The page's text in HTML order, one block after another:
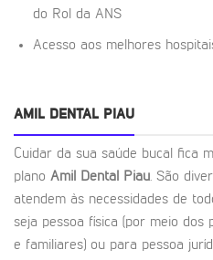
do Rol da ANS
Acesso aos melhores
AMIL DENTAL PIAU
Cuidar da sua saúde bucal fica
plano Amil Dental Piau. São
atendem às necessidades de
seja pessoa física (por meio dos
e familiares) ou para pessoa